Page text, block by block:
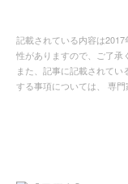
記載されている内容は
性がありますので、ご了承
また、記事に記載されて
する事項については、 専門